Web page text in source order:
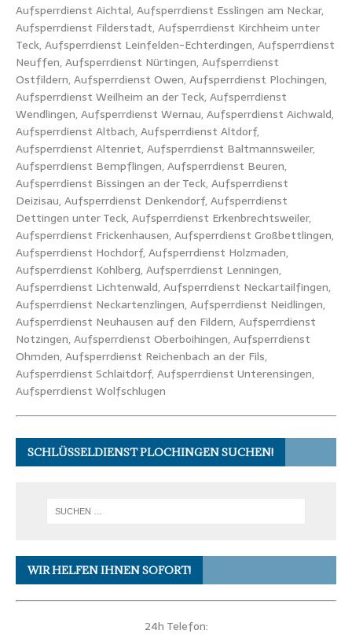
Aufsperrdienst Aichtal, Aufsperrdienst Esslingen am Neckar,
Aufsperrdienst Filderstadt, Aufsperrdienst Kirchheim unter
Teck, Aufsperrdienst Leinfelden-Echterdingen, Aufsperrdienst
Neuffen, Aufsperrdienst Nürtingen, Aufsperrdienst
Ostfildern, Aufsperrdienst Owen, Aufsperrdienst Plochingen,
Aufsperrdienst Weilheim an der Teck, Aufsperrdienst
Wendlingen, Aufsperrdienst Wernau, Aufsperrdienst Aichwald,
Aufsperrdienst Altbach, Aufsperrdienst Altdorf,
Aufsperrdienst Altenriet, Aufsperrdienst Baltmannsweiler,
Aufsperrdienst Bempflingen, Aufsperrdienst Beuren,
Aufsperrdienst Bissingen an der Teck, Aufsperrdienst
Deizisau, Aufsperrdienst Denkendorf, Aufsperrdienst
Dettingen unter Teck, Aufsperrdienst Erkenbrechtsweiler,
Aufsperrdienst Frickenhausen, Aufsperrdienst Großbettlingen,
Aufsperrdienst Hochdorf, Aufsperrdienst Holzmaden,
Aufsperrdienst Kohlberg, Aufsperrdienst Lenningen,
Aufsperrdienst Lichtenwald, Aufsperrdienst Neckartailfingen,
Aufsperrdienst Neckartenzlingen, Aufsperrdienst Neidlingen,
Aufsperrdienst Neuhausen auf den Fildern, Aufsperrdienst
Notzingen, Aufsperrdienst Oberboihingen, Aufsperrdienst
Ohmden, Aufsperrdienst Reichenbach an der Fils,
Aufsperrdienst Schlaitdorf, Aufsperrdienst Unterensingen,
Aufsperrdienst Wolfschlugen
SCHLÜSSELDIENST PLOCHINGEN SUCHEN!
WIR HELFEN IHNEN SOFORT!
24h Telefon: